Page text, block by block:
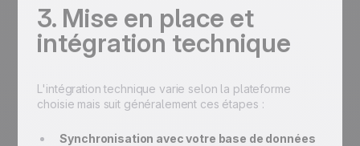
3. Mise en place et
intégration technique
L'intégration technique varie selon la plateforme
choisie mais suit généralement ces étapes :
Synchronisation avec votre base de données